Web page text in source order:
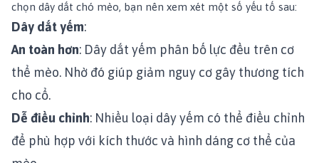
chọn dây dắt chó mèo, bạn nên xem xét một số yếu tố sau:
Dây dắt yếm:
An toàn hơn: Dây dắt yếm phân bố lực đều trên cơ
thể mèo. Nhờ đó giúp giảm nguy cơ gây thương tích
cho cổ.
Dễ điều chỉnh: Nhiều loại dây yếm có thể điều chỉnh
để phù hợp với kích thước và hình dáng cơ thể của